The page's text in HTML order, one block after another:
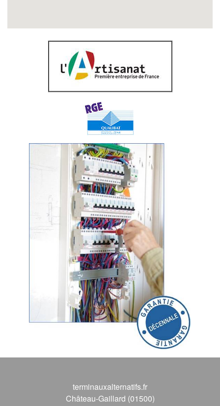
terminauxalternatifs.fr
Château-Gaillard (01500)